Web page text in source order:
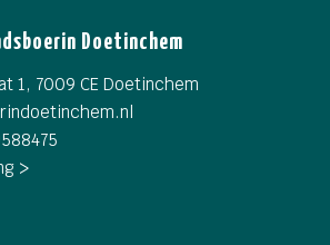
Doetinchem
1, 7009 CE Doetinchem
>